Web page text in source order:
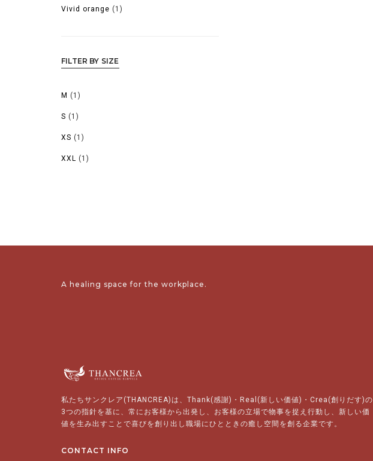
Vivid orange (1)
FILTER BY SIZE
M (1)
S (1)
XS (1)
XXL (1)
A healing space for the workplace.
私たちサンクレア(THANCREA)は、Thank(感謝)・Real(新しい価値)・Crea(創りだす)の
3つの指針を基に、常にお客様から出発し、お客様の立場で物事を捉え行動し、新しい価
値を生み出すことで喜びを創り出し職場にひとときの癒し空間を創る企業です。
CONTACT INFO